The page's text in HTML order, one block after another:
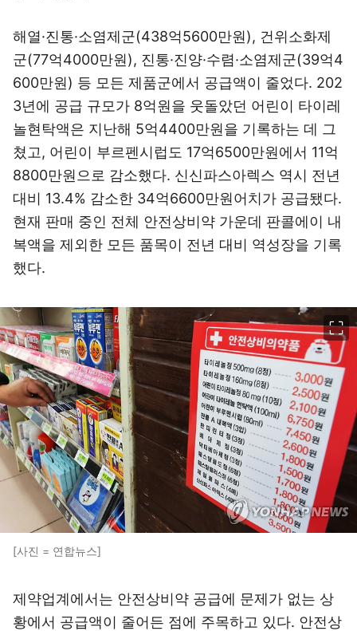
해열·진통·소염제군(438억5600만원), 건위소화제
군(77억4000만원), 진통·진양·수렴·소염제군(39억4
600만원) 등 모든 제품군에서 공급액이 줄었다. 202
3년에 공급 규모가 8억원을 웃돌았던 어린이 타이레
놀현탁액은 지난해 5억4400만원을 기록하는 데 그
쳤고, 어린이 부르펜시럽도 17억6500만원에서 11억
8800만원으로 감소했다. 신신파스아렉스 역시 전년
대비 13.4% 감소한 34억6600만원어치가 공급됐다.
현재 판매 중인 전체 안전상비약 가운데 판콜에이 내
복액을 제외한 모든 품목이 전년 대비 역성장을 기록
했다.
[사진 = 연합뉴스]
제약업계에서는 안전상비약 공급에 문제가 없는 상
황에서 공급액이 줄어든 점에 주목하고 있다. 안전상